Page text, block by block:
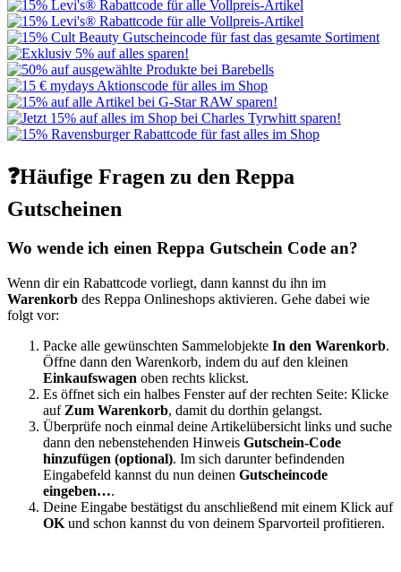
❓Häufige Fragen zu den Reppa
Gutscheinen
Wo wende ich einen Reppa Gutschein Code an?
Wenn dir ein Rabattcode vorliegt, dann kannst du ihn im
Warenkorb des Reppa Onlineshops aktivieren. Gehe dabei wie
folgt vor:
Packe alle gewünschten Sammelobjekte In den Warenkorb.
Öffne dann den Warenkorb, indem du auf den kleinen
Einkaufswagen oben rechts klickst.
Es öffnet sich ein halbes Fenster auf der rechten Seite: Klicke
auf Zum Warenkorb, damit du dorthin gelangst.
Überprüfe noch einmal deine Artikelübersicht links und suche
dann den nebenstehenden Hinweis Gutschein-Code
hinzufügen (optional). Im sich darunter befindenden
Eingabefeld kannst du nun deinen Gutscheincode
eingeben….
Deine Eingabe bestätigst du anschließend mit einem Klick auf
OK und schon kannst du von deinem Sparvorteil profitieren.